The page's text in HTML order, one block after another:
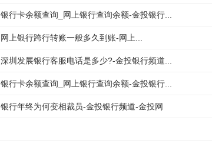
银行卡余额查询_网上银行查询余额-金投银行...
网上银行跨行转账一般多久到账-网上...
深圳发展银行客服电话是多少?-金投银行频道...
银行卡余额查询_网上银行查询余额-金投银行...
银行年终为何变相裁员-金投银行频道-金投网